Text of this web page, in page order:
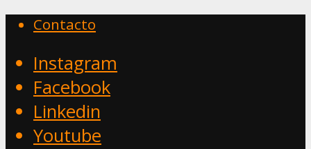
Contacto
Instagram
Facebook
Linkedin
Youtube